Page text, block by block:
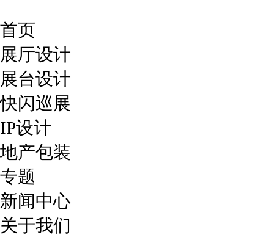
首页
展厅设计
展台设计
快闪巡展
IP设计
地产包装
专题
新闻中心
关于我们